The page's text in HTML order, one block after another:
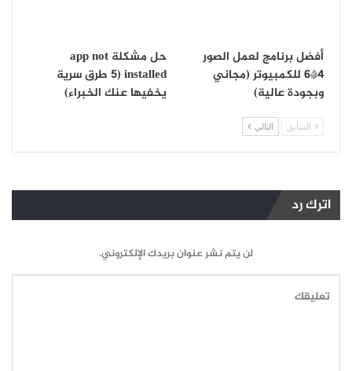
أفضل برنامج لعمل الصور
4*6 للكمبيوتر (مجاني
وبجودة عالية)
حل مشكلة app not
installed (5 طرق سرية
يخفيها عنك الخبراء)
السابق التالي
اترك رد
لن يتم نشر عنوان بريدك الإلكتروني.